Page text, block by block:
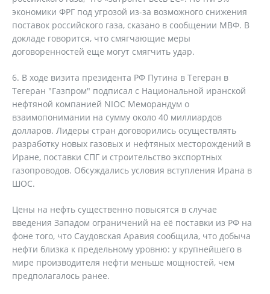
экономики ФРГ под угрозой из-за возможного снижения
поставок российского газа, сказано в сообщении МВФ. В
докладе говорится, что смягчающие меры
договоренностей еще могут смягчить удар.
6. В ходе визита президента РФ Путина в Тегеран в
Тегеран "Газпром" подписал с Национальной иранской
нефтяной компанией NIOC Меморандум о
взаимопонимании на сумму около 40 миллиардов
долларов. Лидеры стран договорились осуществлять
разработку новых газовых и нефтяных месторождений в
Иране, поставки СПГ и строительство экспортных
газопроводов. Обсуждались условия вступления Ирана в
ШОС.
Цены на нефть существенно повысятся в случае
введения Западом ограничений на её поставки из РФ на
фоне того, что Саудовская Аравия сообщила, что добыча
нефти близка к предельному уровню: у крупнейшего в
мире производителя нефти меньше мощностей, чем
предполагалось ранее.